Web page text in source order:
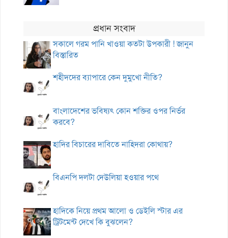
প্রধান সংবাদ
সকালে গরম পানি খাওয়া কতটা উপকারী ! জানুন
বিস্তারিত
শহীদদের ব্যাপারে কেন দুমুখো নীতি?
বাংলাদেশের ভবিষ্যৎ কোন শক্তির ওপর নির্ভর
করবে?
হাদির বিচারের দাবিতে নাহিদরা কোথায়?
বিএনপি দলটা দেউলিয়া হওয়ার পথে
হাদিকে নিয়ে প্রথম আলো ও ডেইলি স্টার এর
ট্রিটমেন্ট দেখে কি বুঝলেন?